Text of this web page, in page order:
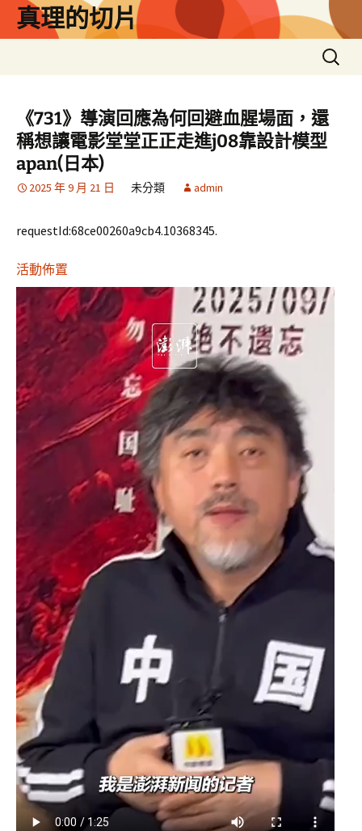
真理的切片
搜
尋
鍵
字:
《731》導演回應為何回避血腥場面，還
稱想讓電影堂堂正正走進j08靠設計模型
apan(日本)
2025 年 9 月 21 日 未分類 admin
requestId:68ce00260a9cb4.10368345.
活動佈置